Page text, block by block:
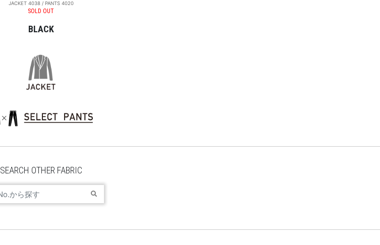
JACKET 4038 / PANTS 4020
SOLD OUT
BLACK
SEARCH OTHER FABRIC